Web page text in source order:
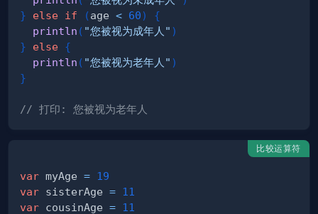
}
else if (age < 60)
{
println ( "您被视为成年人" )
}
else {
println ( "您被视为老年人" )
}
// 打印: 您被视为老年人
比较运算符
var myAge = 19
var sisterAge = 11
var cousinAge = 11